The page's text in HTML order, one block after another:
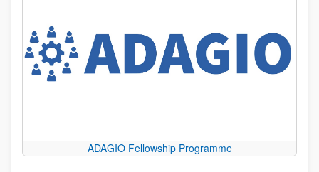
ADAGIO Fellowship Programme